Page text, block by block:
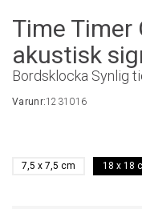
Time Timer
akustisk
Bordsklocka Synlig
Varunr:1231016
7,5 x 7,5 cm 18 x 18